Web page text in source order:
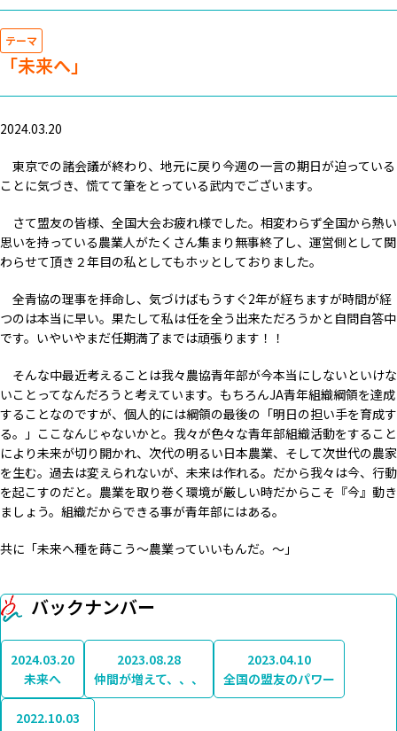
テーマ
「未来へ」
2024.03.20
東京での諸会議が終わり、地元に戻り今週の一言の期日が迫っている
ことに気づき、慌てて筆をとっている武内でございます。
さて盟友の皆様、全国大会お疲れ様でした。相変わらず全国から熱い
思いを持っている農業人がたくさん集まり無事終了し、運営側として関
わらせて頂き２年目の私としてもホッとしておりました。
全青協の理事を拝命し、気づけばもうすぐ2年が経ちますが時間が経
つのは本当に早い。果たして私は任を全う出来ただろうかと自問自答中
です。いやいやまだ任期満了までは頑張ります！！
そんな中最近考えることは我々農協青年部が今本当にしないといけな
いことってなんだろうと考えています。もちろんJA青年組織綱領を達成
することなのですが、個人的には綱領の最後の「明日の担い手を育成す
る。」ここなんじゃないかと。我々が色々な青年部組織活動をすること
により未来が切り開かれ、次代の明るい日本農業、そして次世代の農家
を生む。過去は変えられないが、未来は作れる。だから我々は今、行動
を起こすのだと。農業を取り巻く環境が厳しい時だからこそ『今』動き
ましょう。組織だからできる事が青年部にはある。
共に「未来へ種を蒔こう〜農業っていいもんだ。〜」
バックナンバー
2024.03.20
未来へ
2023.08.28
仲間が増えて、、、
2023.04.10
全国の盟友のパワー
2022.10.03